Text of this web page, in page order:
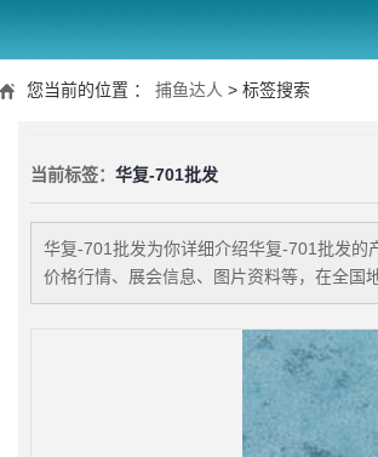
您当前的位置 ： 捕鱼达人 > 标签搜索
当前标签： 华复-701批发
华复-701批发为你详细介绍华复-701批发的
价格行情、展会信息、图片资料等，在全国